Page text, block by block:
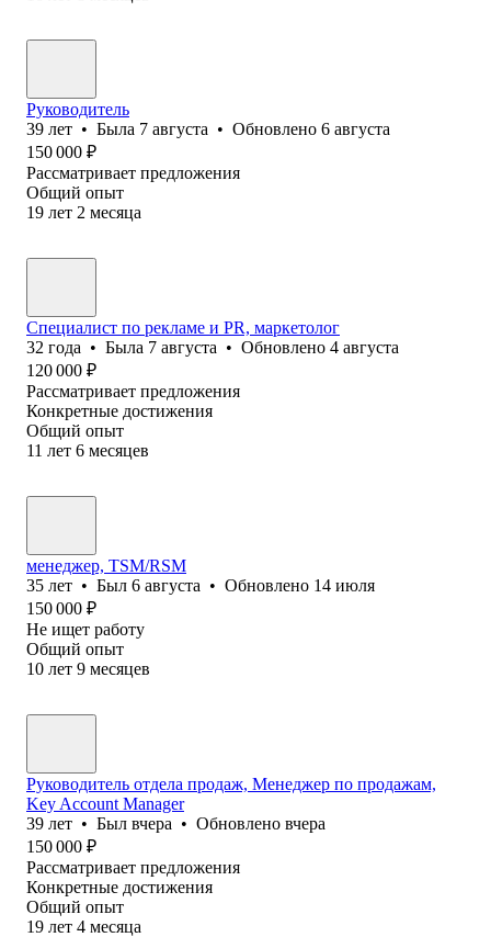
Руководитель
39 лет • Была 7 августа • Обновлено 6 августа
150 000 ₽
Рассматривает предложения
Общий опыт
19 лет 2 месяца
Специалист по рекламе и PR, маркетолог
32 года • Была 7 августа • Обновлено 4 августа
120 000 ₽
Рассматривает предложения
Конкретные достижения
Общий опыт
11 лет 6 месяцев
менеджер, TSM/RSM
35 лет • Был 6 августа • Обновлено 14 июля
150 000 ₽
Не ищет работу
Общий опыт
10 лет 9 месяцев
Руководитель отдела продаж, Менеджер по продажам,
Key Account Manager
39 лет • Был вчера • Обновлено вчера
150 000 ₽
Рассматривает предложения
Конкретные достижения
Общий опыт
19 лет 4 месяца